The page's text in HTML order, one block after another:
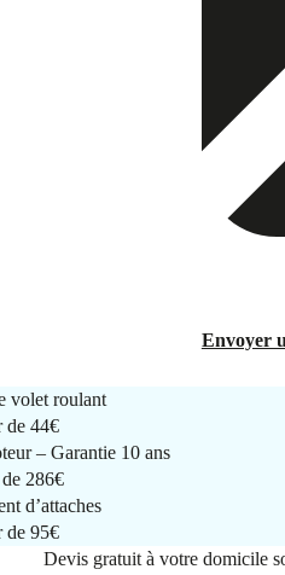
Envoyer
volet roulant
de 44€
– Garantie 10 ans
286€
d’attaches
de 95€
Devis gratuit à votre domicile